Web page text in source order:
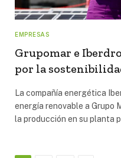
EMPRESAS
Grupomar e
por la
La compañía energética
energía renovable a Grupo
la producción en su planta